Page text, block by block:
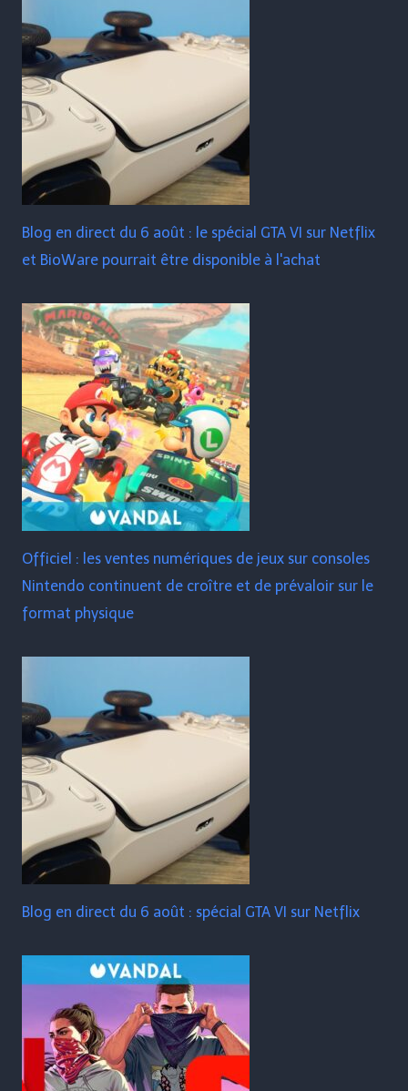
Blog en direct du 6 août : le spécial GTA VI sur Netflix
et BioWare pourrait être disponible à l'achat
Officiel : les ventes numériques de jeux sur consoles
Nintendo continuent de croître et de prévaloir sur le
format physique
Blog en direct du 6 août : spécial GTA VI sur Netflix